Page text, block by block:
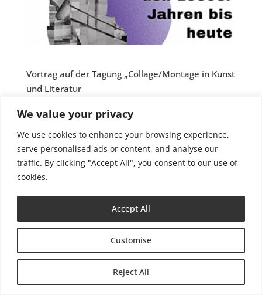
We value your privacy
We use cookies to enhance your browsing experience,
serve personalised ads or content, and analyse our
traffic. By clicking "Accept All", you consent to our use of
cookies.
Customise
Reject All
Accept All
Vortrag auf der Tagung „Collage/Montage in Kunst
und Literatur
Friedrich-Schiller-Universität Jena
Datenschutzerklärung